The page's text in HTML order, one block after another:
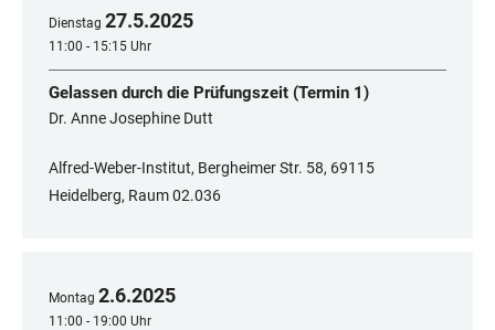
Dienstag 27.5.2025
11:00 - 15:15 Uhr
Gelassen durch die Prüfungszeit (Termin 1)
Dr. Anne Josephine Dutt
Alfred-Weber-Institut, Bergheimer Str. 58, 69115
Heidelberg, Raum 02.036
Montag 2.6.2025
11:00 - 19:00 Uhr